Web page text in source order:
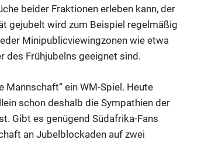
beider Fraktionen erleben kann, der
gejubelt wird zum Beispiel regelmäßig
Minipublicviewingzonen wie etwa
des Frühjubelns geeignet sind.
Mannschaft“ ein WM-Spiel. Heute
schon deshalb die Sympathien der
Gibt es genügend Südafrika-Fans
an Jubelblockaden auf zwei